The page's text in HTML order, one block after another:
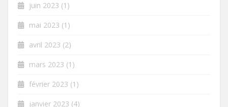
juin 2023 (1)
mai 2023 (1)
avril 2023 (2)
mars 2023 (1)
février 2023 (1)
janvier 2023 (4)